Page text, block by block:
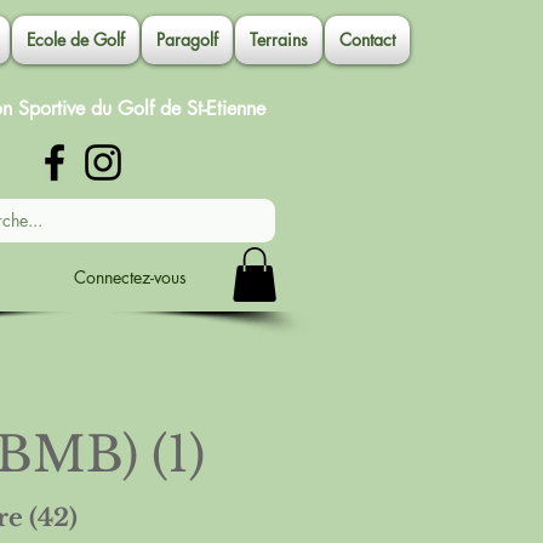
Ecole de Golf Paragolf Terrains Contact
Sportive du Golf de St-Etienne
Connectez-vous
(1)
(42)